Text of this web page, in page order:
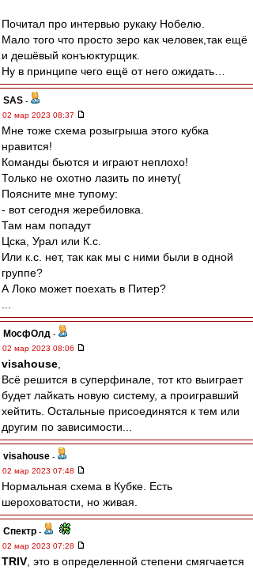
Почитал про интервью рукаку Нобелю.
Мало того что просто зеро как человек,так ещё
и дешёвый конъюктурщик.
Ну в принципе чего ещё от него ожидать…
SAS -
02 мар 2023 08:37
Мне тоже схема розыгрыша этого кубка
нравится!
Команды бьются и играют неплохо!
Только не охотно лазить по инету(
Поясните мне тупому:
- вот сегодня жеребиловка.
Там нам попадут
Цска, Урал или К.с.
Или к.с. нет, так как мы с ними были в одной
группе?
А Локо может поехать в Питер?
МосфОлд -
02 мар 2023 08:06
visahouse
Всё решится в суперфинале, тот кто выиграет
будет лайкать новую систему, а проигравший
хейтить. Остальные присоединятся к тем или
другим по зависимости...
visahouse -
02 мар 2023 07:48
Нормальная схема в Кубке. Есть
шероховатости, но живая.
Спектр -
02 мар 2023 07:28
TRIV , это в определенной степени смягчается